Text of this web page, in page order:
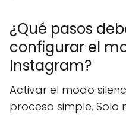
¿Qué pasos
configurar el
Instagram?
Activar el modo
proceso simple. Solo